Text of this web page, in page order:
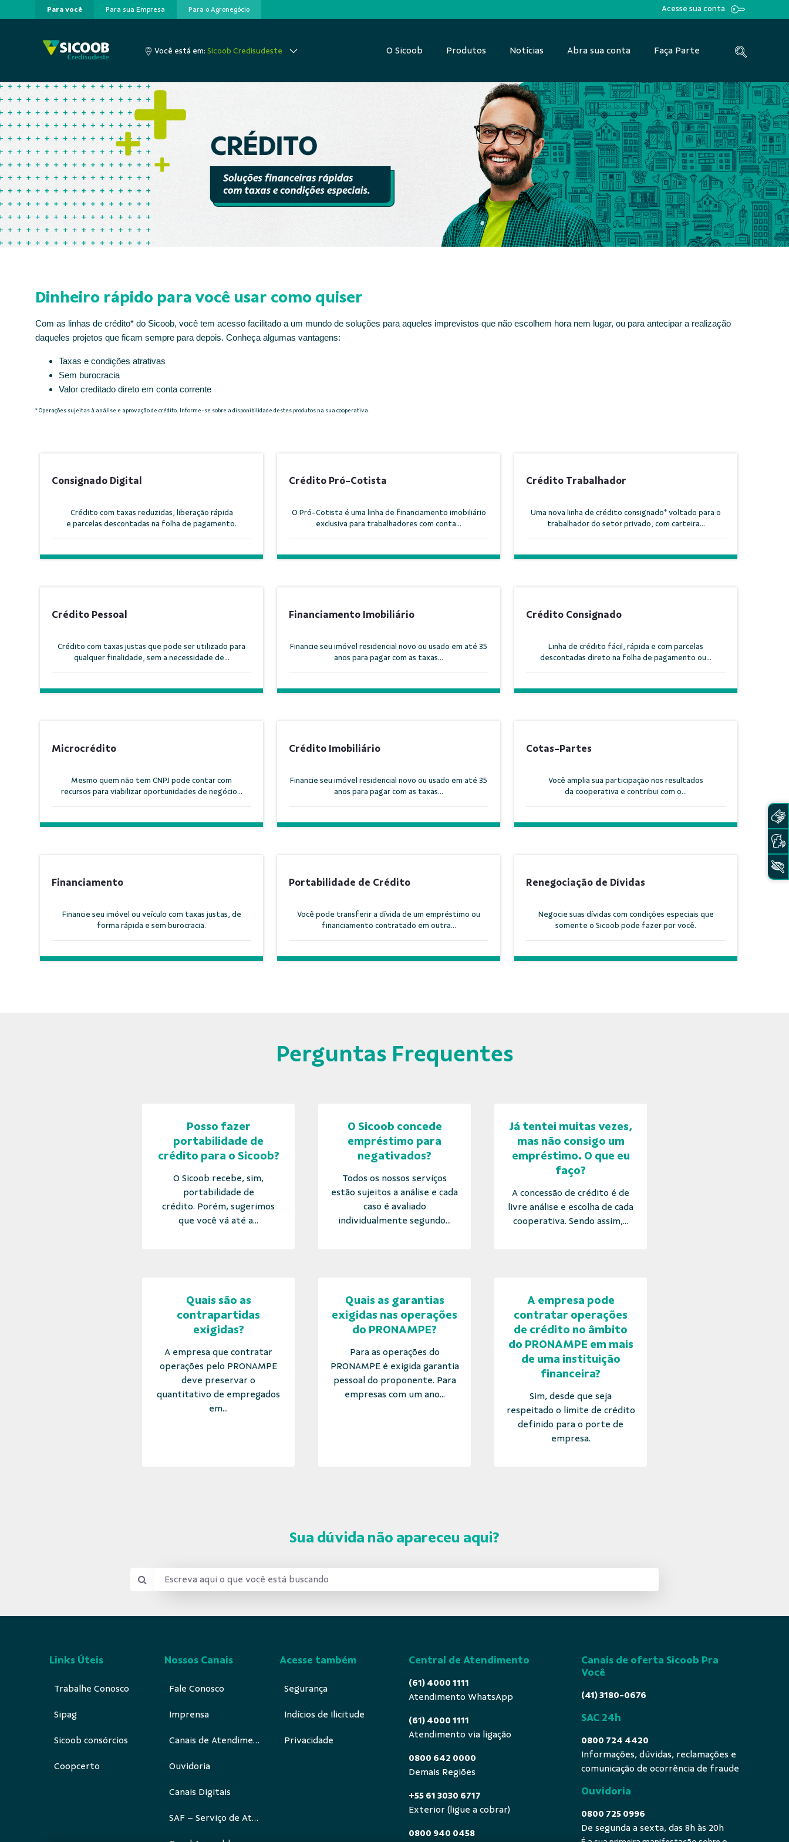
Pular para o Conteúdo principal
Para você Para sua Empresa Para o Agronegócio Acesse sua conta
Você está em:Sicoob Credisudeste O Sicoob Produtos Notícias Abra sua conta Faça Parte
Dinheiro rápido para você usar como quiser
Com as linhas de crédito* do Sicoob, você tem acesso facilitado a um mundo de soluções para aqueles imprevistos que não escolhem hora nem lugar, ou para antecipar a realização
daqueles projetos que ficam sempre para depois. Conheça algumas vantagens:
Taxas e condições atrativas
Sem burocracia
Valor creditado direto em conta corrente
* Operações sujeitas à análise e aprovação de crédito. Informe-se sobre a disponibilidade destes produtos na sua cooperativa.
Consignado Digital
Crédito com taxas reduzidas, liberação rápida
e parcelas descontadas na folha de pagamento.
Crédito Pró-Cotista
O Pró-Cotista é uma linha de financiamento imobiliário
exclusiva para trabalhadores com conta...
Crédito Trabalhador
Uma nova linha de crédito consignado* voltado para o
trabalhador do setor privado, com carteira...
Crédito Pessoal
Crédito com taxas justas que pode ser utilizado para
qualquer finalidade, sem a necessidade de...
Financiamento Imobiliário
Financie seu imóvel residencial novo ou usado em até 35
anos para pagar com as taxas...
Crédito Consignado
Linha de crédito fácil, rápida e com parcelas
descontadas direto na folha de pagamento ou...
Microcrédito
Mesmo quem não tem CNPJ pode contar com
recursos para viabilizar oportunidades de negócio...
Crédito Imobiliário
Financie seu imóvel residencial novo ou usado em até 35
anos para pagar com as taxas...
Cotas-Partes
Você amplia sua participação nos resultados
da cooperativa e contribui com o...
Financiamento
Financie seu imóvel ou veículo com taxas justas, de
forma rápida e sem burocracia.
Portabilidade de Crédito
Você pode transferir a dívida de um empréstimo ou
financiamento contratado em outra...
Renegociação de Dívidas
Negocie suas dívidas com condições especiais que
somente o Sicoob pode fazer por você.
Perguntas Frequentes
Posso fazer
portabilidade de
crédito para o Sicoob?
O Sicoob recebe, sim,
portabilidade de
crédito. Porém, sugerimos
que você vá até a...
O Sicoob concede
empréstimo para
negativados?
Todos os nossos serviços
estão sujeitos a análise e cada
caso é avaliado
individualmente segundo...
Já tentei muitas vezes,
mas não consigo um
empréstimo. O que eu
faço?
A concessão de crédito é de
livre análise e escolha de cada
cooperativa. Sendo assim,...
Quais são as
contrapartidas
exigidas?
A empresa que contratar
operações pelo PRONAMPE
deve preservar o
quantitativo de empregados
em...
Quais as garantias
exigidas nas operações
do PRONAMPE?
Para as operações do
PRONAMPE é exigida garantia
pessoal do proponente. Para
empresas com um ano...
A empresa pode
contratar operações
de crédito no âmbito
do PRONAMPE em mais
de uma instituição
financeira?
Sim, desde que seja
respeitado o limite de crédito
definido para o porte de
empresa.
Sua dúvida não apareceu aqui?
Links Úteis
Trabalhe Conosco
Sipag
Sicoob consórcios
Coopcerto
Nossos Canais
Fale Conosco
Imprensa
Canais de Atendimento
Ouvidoria
Canais Digitais
SAF – Serviço de Atendimento ao Funcionário
Acesse também
Segurança
Indícios de Ilicitude
Privacidade
Central de Atendimento
(61) 4000 1111
Atendimento WhatsApp
(61) 4000 1111
Atendimento via ligação
0800 642 0000
Demais Regiões
+55 61 3030 6717
Exterior (ligue a cobrar)
0800 940 0458
Canais de oferta Sicoob Pra
Você
(41) 3180-0676
SAC 24h
0800 724 4420
Informações, dúvidas, reclamações e
comunicação de ocorrência de fraude
Ouvidoria
0800 725 0996
De segunda a sexta, das 8h às 20h